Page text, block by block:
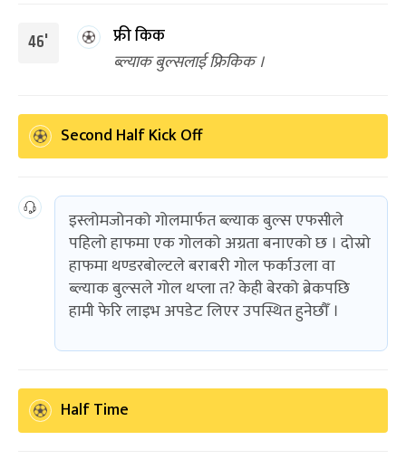
46'
फ्री किक
ब्ल्याक बुल्सलाई फ्रिकिक ।
Second Half Kick Off
इस्लोमजोनको गोलमार्फत ब्ल्याक बुल्स एफसीले
पहिलो हाफमा एक गोलको अग्रता बनाएको छ । दोस्रो
हाफमा थण्डरबोल्टले बराबरी गोल फर्काउला वा
ब्ल्याक बुल्सले गोल थप्ला त? केही बेरको ब्रेकपछि
हामी फेरि लाइभ अपडेट लिएर उपस्थित हुनेछौँ ।
Half Time